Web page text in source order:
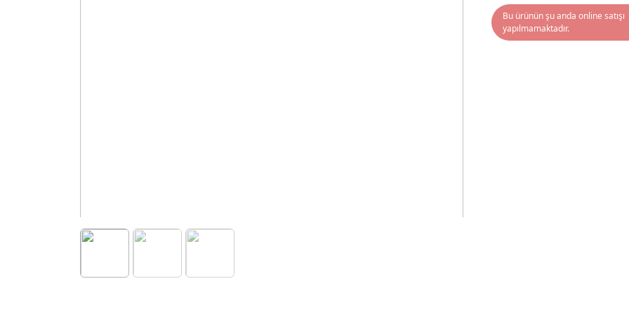
Bu ürünün şu anda online satışı
yapılmamaktadır.